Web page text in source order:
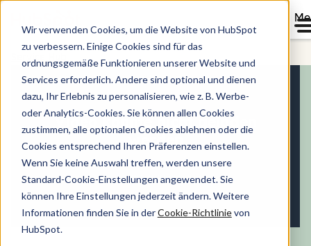
Wir verwenden Cookies, um die Website von HubSpot
zu verbessern. Einige Cookies sind für das
ordnungsgemäße Funktionieren unserer Website und
Services erforderlich. Andere sind optional und dienen
dazu, Ihr Erlebnis zu personalisieren, wie z. B. Werbe-
oder Analytics-Cookies. Sie können allen Cookies
zustimmen, alle optionalen Cookies ablehnen oder die
Cookies entsprechend Ihren Präferenzen einstellen.
Wenn Sie keine Auswahl treffen, werden unsere
Standard-Cookie-Einstellungen angewendet. Sie
können Ihre Einstellungen jederzeit ändern. Weitere
Informationen finden Sie in derCookie-Richtlinievon
HubSpot.
Service Hub